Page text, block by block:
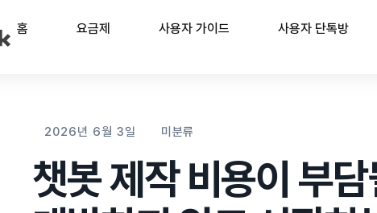
홈 요금제 사용자 가이드 사용자 단톡방
2026년 6월 3일 미분류
챗봇 제작 비용이 부